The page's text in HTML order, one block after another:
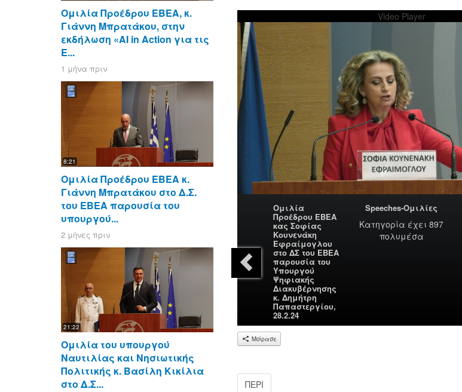
Video Player
Ομιλία
Προέδρου ΕΒΕΑ
κας Σοφίας
Κουνενάκη
Εφραίμογλου
στο ΔΣ του ΕΒΕΑ
παρουσία του
Υπουργού
Ψηφιακής
Διακυβέρνησης
κ. Δημήτρη
Παπαστεργίου,
28.2.24
Speeches-Ομιλίες
Κατηγορία έχει 897
πολυμέσα
Μοίρασε
ΠΕΡΊ
Ομιλία Προέδρου ΕΒΕΑ, κ.
Γιάννη Μπρατάκου, στην
εκδήλωση «AI in Action για τις
Ε...
1 μήνα πριν
8:21
Ομιλία Προέδρου ΕΒΕΑ κ.
Γιάννη Μπρατάκου στο Δ.Σ.
του ΕΒΕΑ παρουσία του
υπουργού...
2 μήνες πριν
21:22
Ομιλία του υπουργού
Ναυτιλίας και Νησιωτικής
Πολιτικής κ. Βασίλη Κικίλια
στο Δ.Σ...